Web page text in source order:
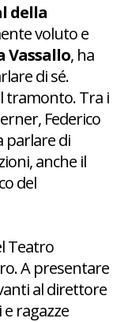
della
voluto e
Vassallo, ha
di sé.
tramonto. Tra i
Federico
parlare di
anche il
del
Teatro
A presentare
al direttore
e ragazze